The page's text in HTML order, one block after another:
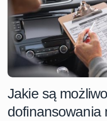
Jakie są
dofinansowania